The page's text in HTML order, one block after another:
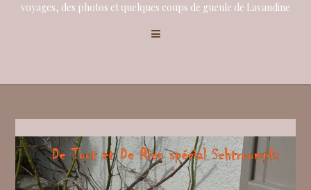
voyages, des photos et quelques coups de gueule de Lavandine